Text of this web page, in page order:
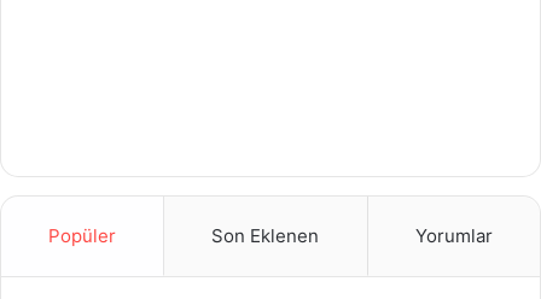
Popüler Son Eklenen Yorumlar